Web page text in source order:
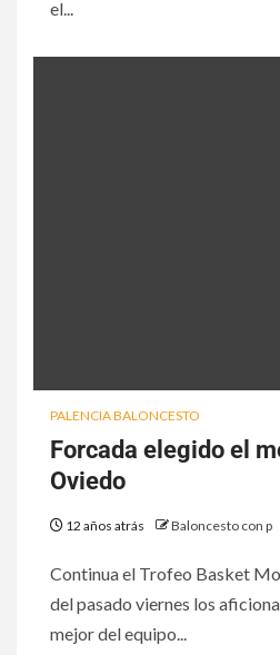
el...
PALENCIA BALONCESTO
Forcada elegido el
Oviedo
12 años atrás Baloncesto con p
Continua el Trofeo Basket
del pasado viernes los
mejor del equipo...